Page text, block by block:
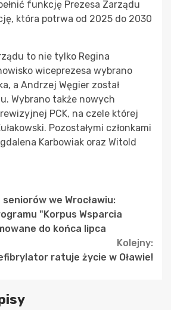
funkcję Prezesa Zarządu
która potrwa od 2025 do 2030
to nie tylko Regina
wiceprezesa wybrano
a Andrzej Węgier został
Wybrano także nowych
PCK, na czele której
Pozostałymi członkami
Karbowiak oraz Witold
we Wrocławiu:
"Korpus Wsparcia
do końca lipca
Kolejny:
ratuje życie w Oławie!